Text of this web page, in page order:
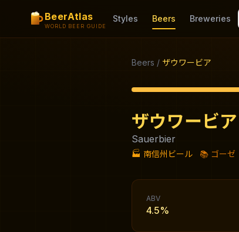
BeerAtlas
WORLD BEER GUIDE
Styles Beers Breweries
Beers / ザウワービア
ザウワービア
Sauerbier
🏭 南信州ビール 📚 ゴーゼ
ABV
4.5%